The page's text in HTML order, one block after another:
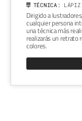
TÉCNICA: LÁPIZ
Dirigido a
cualquier persona
una técnica más
realizarás un
colores.